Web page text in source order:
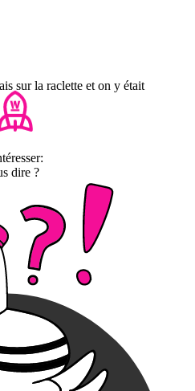
sur la raclette et on y était
dire ?